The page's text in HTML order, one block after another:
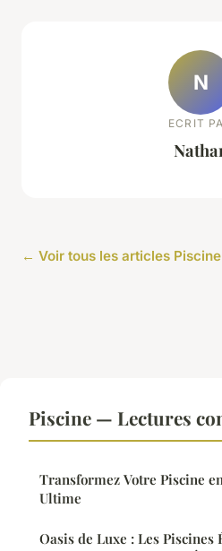
N
ECRIT
← Voir tous les articles Piscine
Piscine — Lectures
Transformez Votre Piscine
Ultime
Oasis de Luxe : Les Piscines